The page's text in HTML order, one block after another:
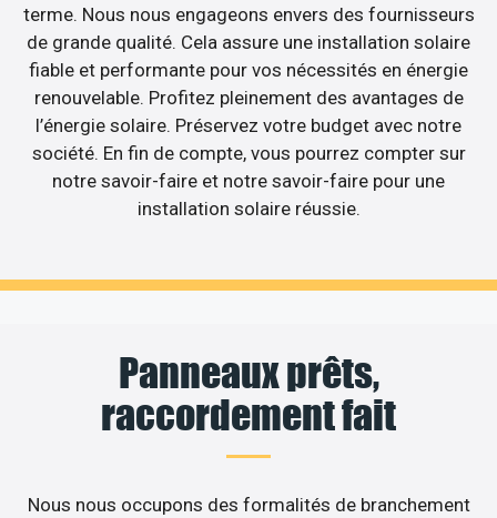
terme. Nous nous engageons envers des fournisseurs
de grande qualité. Cela assure une installation solaire
fiable et performante pour vos nécessités en énergie
renouvelable. Profitez pleinement des avantages de
l’énergie solaire. Préservez votre budget avec notre
société. En fin de compte, vous pourrez compter sur
notre savoir-faire et notre savoir-faire pour une
installation solaire réussie.
Panneaux prêts,
raccordement fait
Nous nous occupons des formalités de branchement